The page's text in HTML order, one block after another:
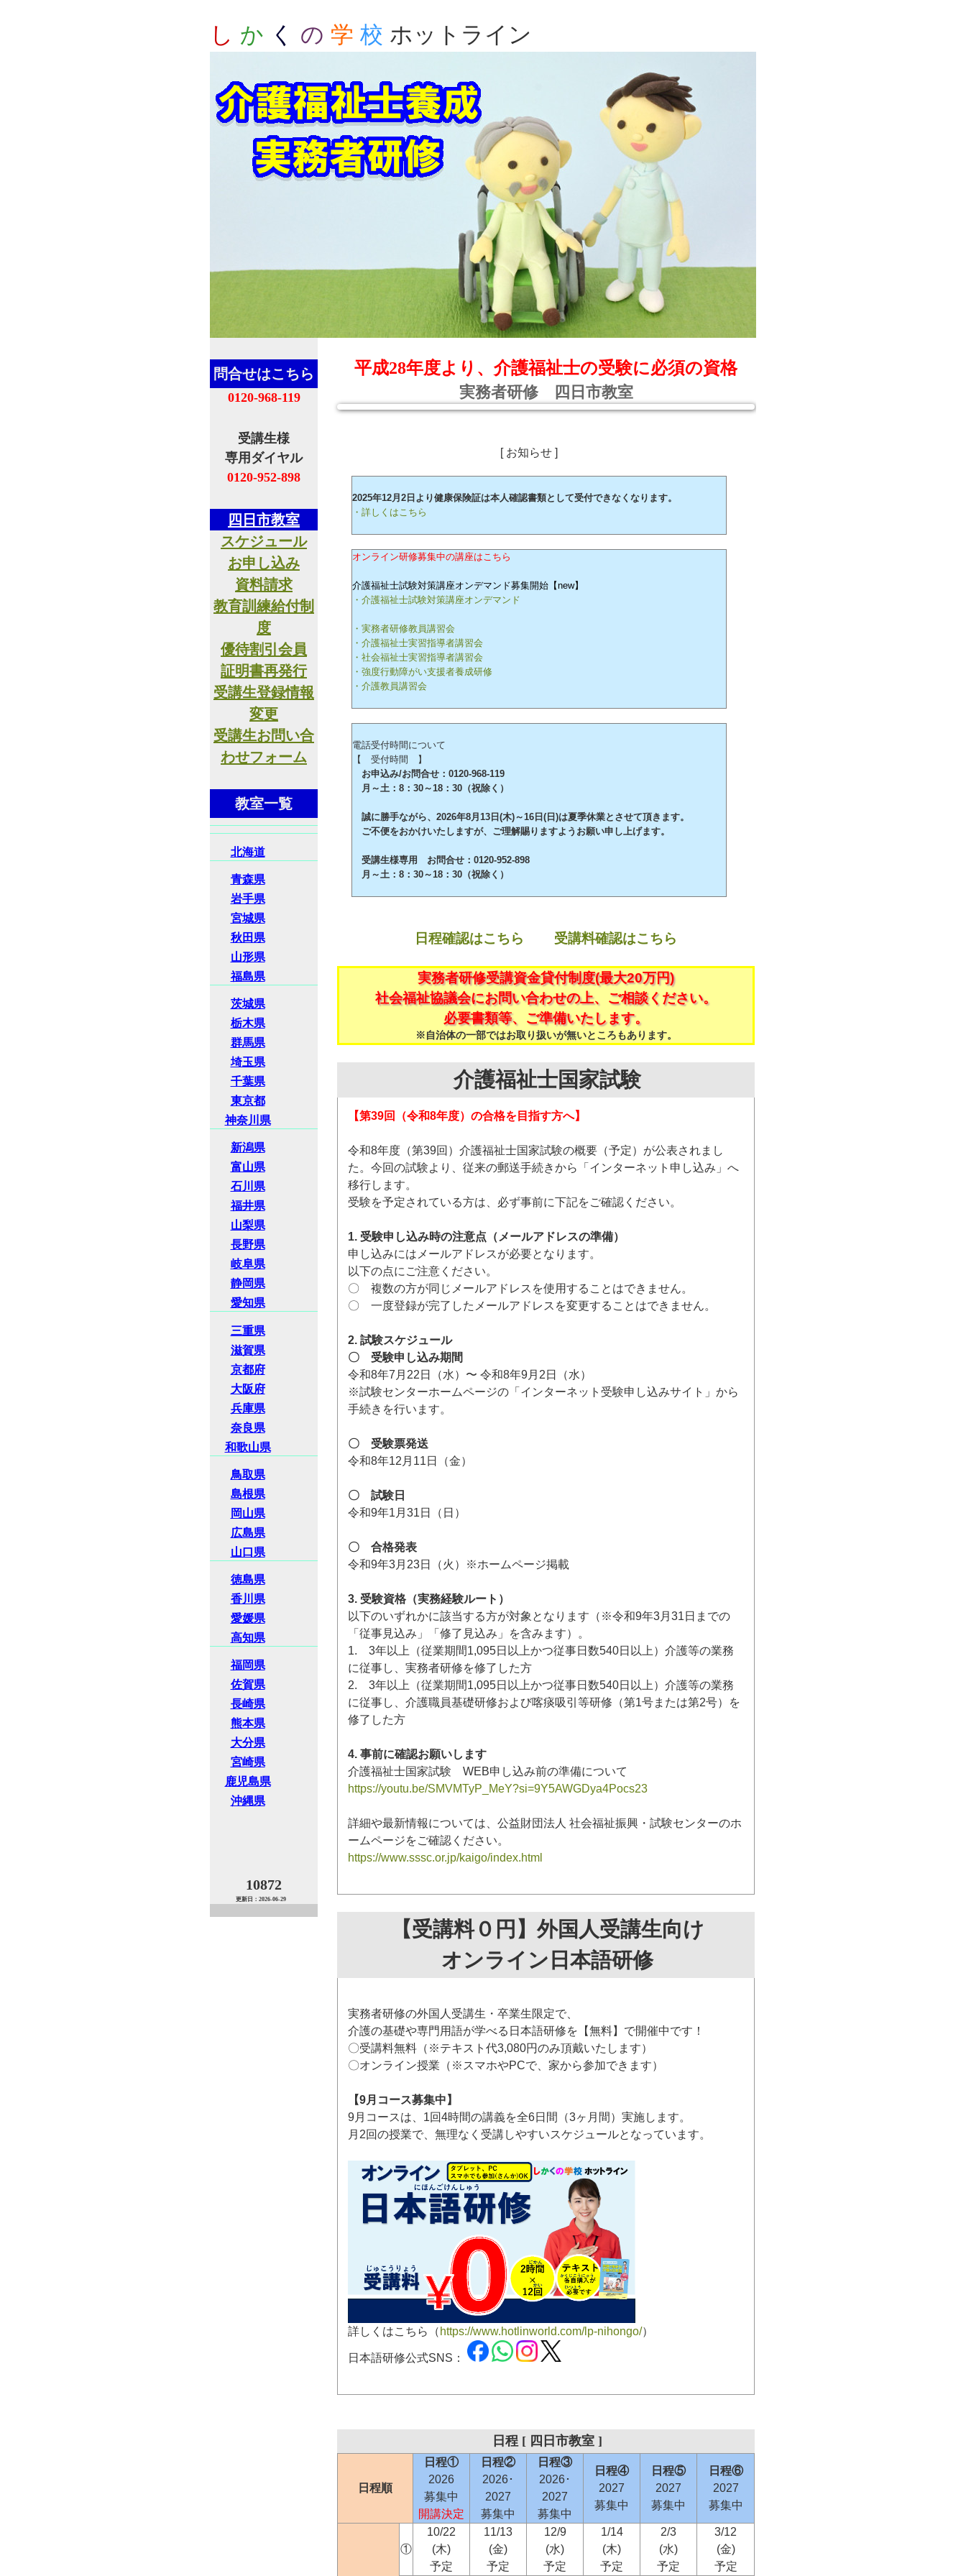
し か く の 学 校 ホットライン
平成28年度より、介護福祉士の受験に必須の資格
実務者研修 四日市教室
[ お知らせ ]
2025年12月2日より健康保険証は本人確認書類として受付できなくなります。
・詳しくはこちら
オンライン研修募集中の講座はこちら
介護福祉士試験対策講座オンデマンド募集開始【new】
・介護福祉士試験対策講座オンデマンド
・実務者研修教員講習会
・介護福祉士実習指導者講習会
・社会福祉士実習指導者講習会
・強度行動障がい支援者養成研修
・介護教員講習会
電話受付時間について
【 受付時間 】
お申込み/お問合せ：0120-968-119
月～土：8：30～18：30（祝除く）
誠に勝手ながら、2026年8月13日(木)～16日(日)は夏季休業とさせて頂きます。
ご不便をおかけいたしますが、ご理解賜りますようお願い申し上げます。
受講生様専用 お問合せ：0120-952-898
月～土：8：30～18：30（祝除く）
日程確認はこちら 受講料確認はこちら
実務者研修受講資金貸付制度(最大20万円)
社会福祉協議会にお問い合わせの上、ご相談ください。
必要書類等、ご準備いたします。
※自治体の一部ではお取り扱いが無いところもあります。
介護福祉士国家試験
【第39回（令和8年度）の合格を目指す方へ】
令和8年度（第39回）介護福祉士国家試験の概要（予定）が公表されまし
た。今回の試験より、従来の郵送手続きから「インターネット申し込み」へ
移行します。
受験を予定されている方は、必ず事前に下記をご確認ください。
1. 受験申し込み時の注意点（メールアドレスの準備）
申し込みにはメールアドレスが必要となります。
以下の点にご注意ください。
〇 複数の方が同じメールアドレスを使用することはできません。
〇 一度登録が完了したメールアドレスを変更することはできません。
2. 試験スケジュール
〇 受験申し込み期間
令和8年7月22日（水）〜 令和8年9月2日（水）
※試験センターホームページの「インターネット受験申し込みサイト」から
手続きを行います。
〇 受験票発送
令和8年12月11日（金）
〇 試験日
令和9年1月31日（日）
〇 合格発表
令和9年3月23日（火）※ホームページ掲載
3. 受験資格（実務経験ルート）
以下のいずれかに該当する方が対象となります（※令和9年3月31日までの
「従事見込み」「修了見込み」を含みます）。
1. 3年以上（従業期間1,095日以上かつ従事日数540日以上）介護等の業務
に従事し、実務者研修を修了した方
2. 3年以上（従業期間1,095日以上かつ従事日数540日以上）介護等の業務
に従事し、介護職員基礎研修および喀痰吸引等研修（第1号または第2号）を
修了した方
4. 事前に確認お願いします
介護福祉士国家試験 WEB申し込み前の準備について
https://youtu.be/SMVMTyP_MeY?si=9Y5AWGDya4Pocs23
詳細や最新情報については、公益財団法人 社会福祉振興・試験センターのホ
ームページをご確認ください。
https://www.sssc.or.jp/kaigo/index.html
【受講料０円】外国人受講生向け
オンライン日本語研修
実務者研修の外国人受講生・卒業生限定で、
介護の基礎や専門用語が学べる日本語研修を【無料】で開催中です！
〇受講料無料（※テキスト代3,080円のみ頂戴いたします）
〇オンライン授業（※スマホやPCで、家から参加できます）
【9月コース募集中】
9月コースは、1回4時間の講義を全6日間（3ヶ月間）実施します。
月2回の授業で、無理なく受講しやすいスケジュールとなっています。
詳しくはこちら（ https://www.hotlinworld.com/lp-nihongo/）
日本語研修公式SNS：
日程 [ 四日市教室 ]
日程順
日程①
2026
募集中
開講決定
日程②
2026･
2027
募集中
日程③
2026･
2027
募集中
日程④
2027
募集中
日程⑤
2027
募集中
日程⑥
2027
募集中
①
10/22
(木)
予定
11/13
(金)
予定
12/9
(水)
予定
1/14
(木)
予定
2/3
(水)
予定
3/12
(金)
予定
問合せはこちら
0120-968-119
受講生様
専用ダイヤル
0120-952-898
四日市教室
スケジュール
お申し込み
資料請求
教育訓練給付制
度
優待割引会員
証明書再発行
受講生登録情報
変更
受講生お問い合
わせフォーム
教室一覧
北海道
青森県
岩手県
宮城県
秋田県
山形県
福島県
茨城県
栃木県
群馬県
埼玉県
千葉県
東京都
神奈川県
新潟県
富山県
石川県
福井県
山梨県
長野県
岐阜県
静岡県
愛知県
三重県
滋賀県
京都府
大阪府
兵庫県
奈良県
和歌山県
鳥取県
島根県
岡山県
広島県
山口県
徳島県
香川県
愛媛県
高知県
福岡県
佐賀県
長崎県
熊本県
大分県
宮崎県
鹿児島県
沖縄県
10872
更新日：2026-06-29